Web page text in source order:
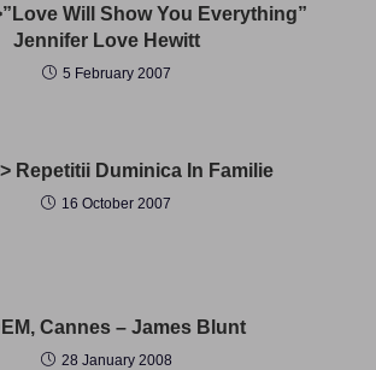
Will Show You Everything”
Jennifer Love Hewitt
5 February 2007
Repetitii Duminica In Familie
16 October 2007
Cannes – James Blunt
28 January 2008